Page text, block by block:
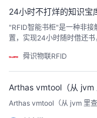
24小时不打烊的知识
"RFID智能书柜"是一种非
置，实现24小时随时借还
场景广泛。
舜识物联RFID
Arthas vmtool（从 jvm
Arthas vmtool（从 jvm 里